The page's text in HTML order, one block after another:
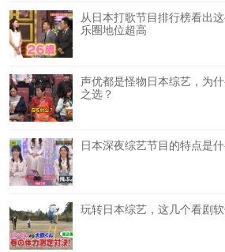
从日本打歌节目排行榜看出
乐圈地位超高
声优都是怪物日本综艺，为
之选？
日本深夜综艺节目的特点是
玩转日本综艺，这几个看剧